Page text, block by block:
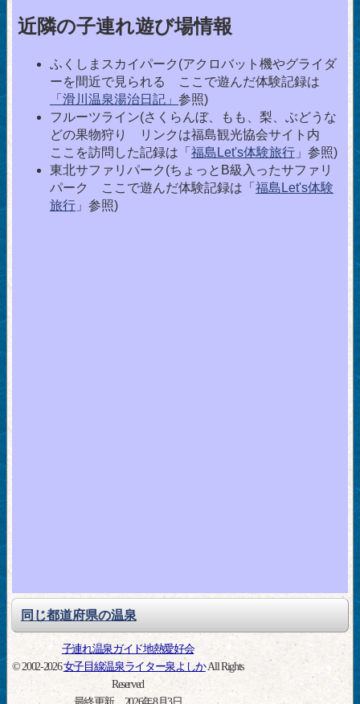
近隣の子連れ遊び場情報
ふくしまスカイパーク(アクロバット機やグライダ
ーを間近で見られる ここで遊んだ体験記録は
「滑川温泉湯治日記」 参照)
フルーツライン(さくらんぼ、もも、梨、ぶどうな
どの果物狩り リンクは福島観光協会サイト内
ここを訪問した記録は「 福島Let's体験旅行 」参照)
東北サファリパーク(ちょっとB級入ったサファリ
パーク ここで遊んだ体験記録は「 福島Let's体験
旅行 」参照)
同じ都道府県の温泉